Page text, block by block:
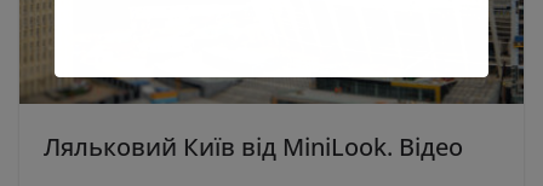
Ляльковий Київ від MiniLook. Відео